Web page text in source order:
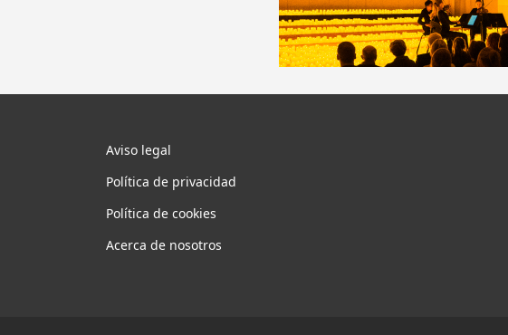
Aviso legal
Política de privacidad
Política de cookies
Acerca de nosotros